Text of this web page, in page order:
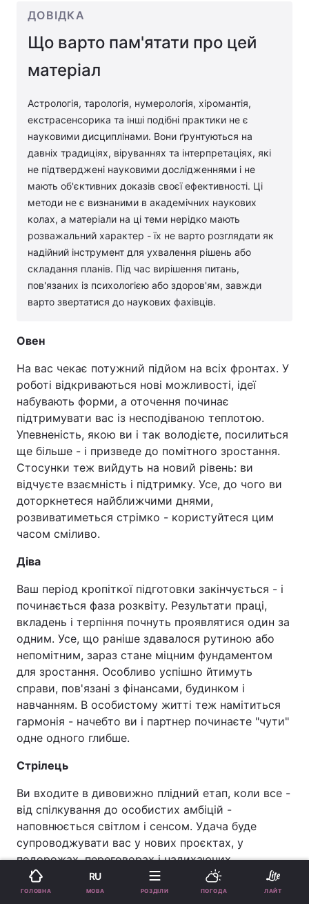
ДОВІДКА
Що варто пам'ятати про цей
матеріал
Астрологія, тарологія, нумерологія, хіромантія,
екстрасенсорика та інші подібні практики не є
науковими дисциплінами. Вони ґрунтуються на
давніх традиціях, віруваннях та інтерпретаціях, які
не підтверджені науковими дослідженнями і не
мають об'єктивних доказів своєї ефективності. Ці
методи не є визнаними в академічних наукових
колах, а матеріали на ці теми нерідко мають
розважальний характер - їх не варто розглядати як
надійний інструмент для ухвалення рішень або
складання планів. Під час вирішення питань,
пов'язаних із психологією або здоров'ям, завжди
варто звертатися до наукових фахівців.
Овен
На вас чекає потужний підйом на всіх фронтах. У
роботі відкриваються нові можливості, ідеї
набувають форми, а оточення починає
підтримувати вас із несподіваною теплотою.
Упевненість, якою ви і так володієте, посилиться
ще більше - і призведе до помітного зростання.
Стосунки теж вийдуть на новий рівень: ви
відчуєте взаємність і підтримку. Усе, до чого ви
доторкнетеся найближчими днями,
розвиватиметься стрімко - користуйтеся цим
часом сміливо.
Діва
Ваш період кропіткої підготовки закінчується - і
починається фаза розквіту. Результати праці,
вкладень і терпіння почнуть проявлятися один за
одним. Усе, що раніше здавалося рутиною або
непомітним, зараз стане міцним фундаментом
для зростання. Особливо успішно йтимуть
справи, пов'язані з фінансами, будинком і
навчанням. В особистому житті теж намітиться
гармонія - начебто ви і партнер починаєте "чути"
одне одного глибше.
Стрілець
Ви входите в дивовижно плідний етап, коли все -
від спілкування до особистих амбіцій -
наповнюється світлом і сенсом. Удача буде
супроводжувати вас у нових проєктах, у
подорожах, переговорах і надихаючих
починаннях. Люди будуть тягнутися до вас, а ви -
до можливостей. Енергія, якою ви зараз
ГОЛОВНА
RU
МОВА РОЗДІЛИ ПОГОДА ЛАЙТ